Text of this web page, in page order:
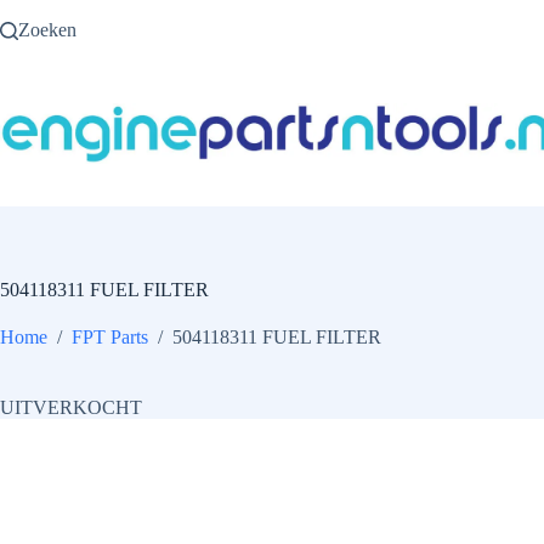
naarZoeken
504118311 FUEL FILTER
Home / FPT Parts / 504118311 FUEL FILTER
UITVERKOCHT